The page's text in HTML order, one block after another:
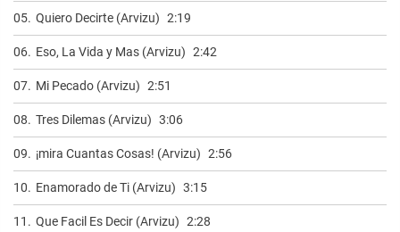
05. Quiero Decirte (Arvizu) 2:19
06. Eso, La Vida y Mas (Arvizu) 2:42
07. Mi Pecado (Arvizu) 2:51
08. Tres Dilemas (Arvizu) 3:06
09. ¡mira Cuantas Cosas! (Arvizu) 2:56
10. Enamorado de Ti (Arvizu) 3:15
11. Que Facil Es Decir (Arvizu) 2:28